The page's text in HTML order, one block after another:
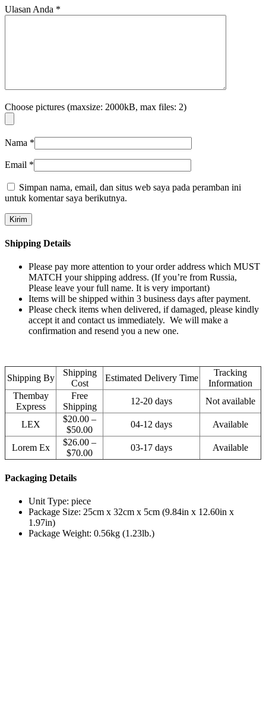
Ulasan Anda *
Choose pictures (maxsize: 2000kB, max files: 2)
Nama *
Email *
Simpan nama, email, dan situs web saya pada peramban ini
untuk komentar saya berikutnya.
Shipping Details
Please pay more attention to your order address which MUST
MATCH your shipping address. (If you’re from Russia,
Please leave your full name. It is very important)
Items will be shipped within 3 business days after payment.
Please check items when delivered, if damaged, please kindly
accept it and contact us immediately. We will make a
confirmation and resend you a new one.
Shipping By
Shipping
Cost
Estimated Delivery Time
Tracking
Information
Thembay
Express
Free
Shipping
12-20 days Not available
LEX
$20.00 –
$50.00
04-12 days Available
Lorem Ex
$26.00 –
$70.00
03-17 days Available
Packaging Details
Unit Type: piece
Package Size: 25cm x 32cm x 5cm (9.84in x 12.60in x
1.97in)
Package Weight: 0.56kg (1.23lb.)